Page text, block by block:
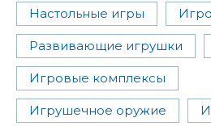
Настольные игры
Развивающие игрушки
Игровые комплексы
Игрушечное оружие